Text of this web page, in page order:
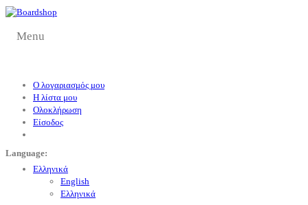
Menu
Ο λογαριασμός μου
Η λίστα μου
Ολοκλήρωση
Είσοδος
Language:
Eλληνικά
English
Eλληνικά